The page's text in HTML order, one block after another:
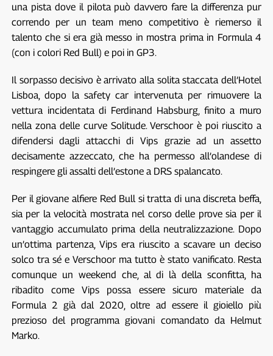
una pista dove il pilota può davvero fare la differenza pur
correndo per un team meno competitivo è riemerso il
talento che si era già messo in mostra prima in Formula 4
(con i colori Red Bull) e poi in GP3.
Il sorpasso decisivo è arrivato alla solita staccata dell’Hotel
Lisboa, dopo la safety car intervenuta per rimuovere la
vettura incidentata di Ferdinand Habsburg, finito a muro
nella zona delle curve Solitude. Verschoor è poi riuscito a
difendersi dagli attacchi di Vips grazie ad un assetto
decisamente azzeccato, che ha permesso all’olandese di
respingere gli assalti dell’estone a DRS spalancato.
Per il giovane alfiere Red Bull si tratta di una discreta beffa,
sia per la velocità mostrata nel corso delle prove sia per il
vantaggio accumulato prima della neutralizzazione. Dopo
un’ottima partenza, Vips era riuscito a scavare un deciso
solco tra sé e Verschoor ma tutto è stato vanificato. Resta
comunque un weekend che, al di là della sconfitta, ha
ribadito come Vips possa essere sicuro materiale da
Formula 2 già dal 2020, oltre ad essere il gioiello più
prezioso del programma giovani comandato da Helmut
Marko.